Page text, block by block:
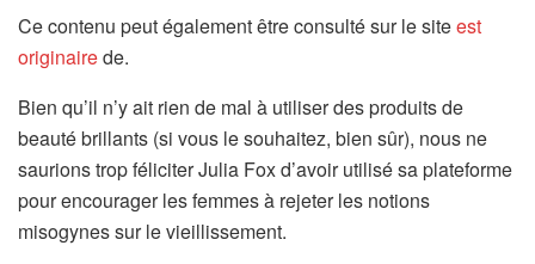
Ce contenu peut également être consulté sur le siteest
originairede.
Bien qu’il n’y ait rien de mal à utiliser des produits de
beauté brillants (si vous le souhaitez, bien sûr), nous ne
saurions trop féliciter Julia Fox d’avoir utilisé sa plateforme
pour encourager les femmes à rejeter les notions
misogynes sur le vieillissement.